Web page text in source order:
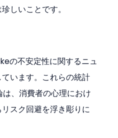
しいことです。
の不安定性に関するニュ
います。これらの統計
、消費者の心理におけ
スク回避を浮き彫りに